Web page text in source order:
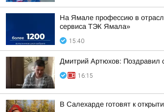
На Ямале профессию в
сервиса ТЭК Ямала»
15:40
Дмитрий Артюхов: Поздравил
16:15
В Салехарде готовят к